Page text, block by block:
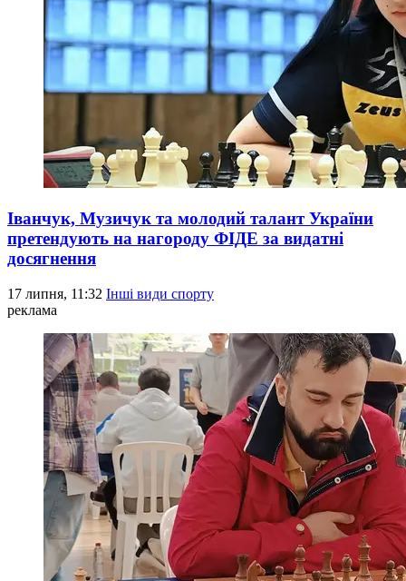
Іванчук, Музичук та молодий талант України
претендують на нагороду ФІДЕ за видатні
досягнення
17 липня, 11:32 Інші види спорту
реклама